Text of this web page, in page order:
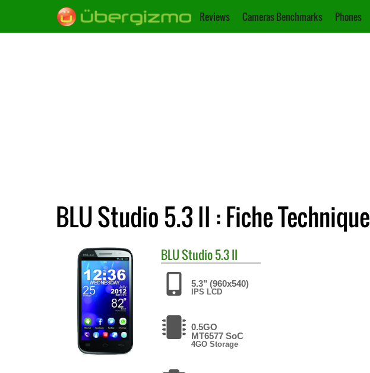
Reviews Cameras Benchmarks Phones
BLU Studio 5.3 II : Fiche Technique
BLUStudio 5.3 II
5.3" (960x540)
IPS LCD
0.5GO
MT6577 SoC
4GO Storage